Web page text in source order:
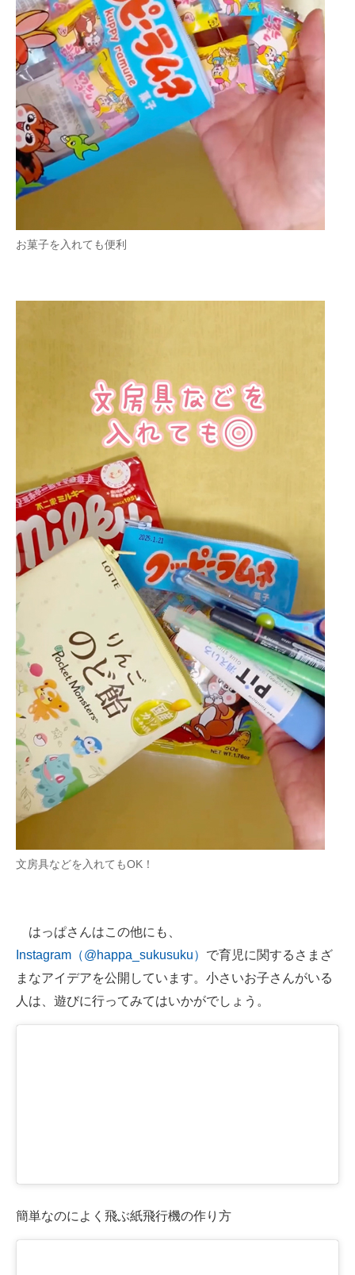
お菓子を入れても便利
文房具などを入れてもOK！
はっぱさんはこの他にも、
Instagram（@happa_sukusuku） で育児に関するさまざ
まなアイデアを公開しています。小さいお子さんがいる
人は、遊びに行ってみてはいかがでしょう。
簡単なのによく飛ぶ紙飛行機の作り方